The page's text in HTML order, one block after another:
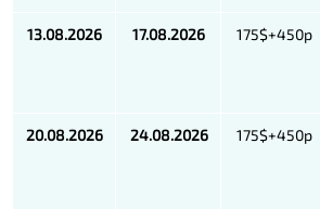
13.08.2026 17.08.2026 175$+450р
20.08.2026 24.08.2026 175$+450р